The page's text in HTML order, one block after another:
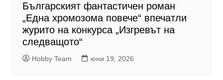
Българският фантастичен роман
„Една хромозома повече“ впечатли
журито на конкурса „Изгревът на
следващото“
Hobby Team юни 19, 2026